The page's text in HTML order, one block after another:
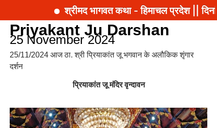
श्रीमद भागवत कथा - हिमाचल प्रदेश ||
Priyakant Ju Darshan
25 November 2024
25/11/2024 आज ठा. श्री प्रियाकांत जू भगवान के अलौकिक शृंगार
दर्शन
प्रियाकांत जू मंदिर वृन्दावन